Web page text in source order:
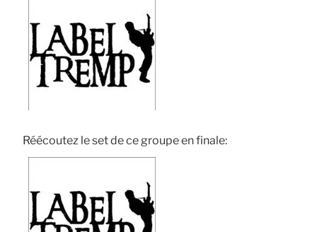
Réécoutez le set de ce groupe en finale: